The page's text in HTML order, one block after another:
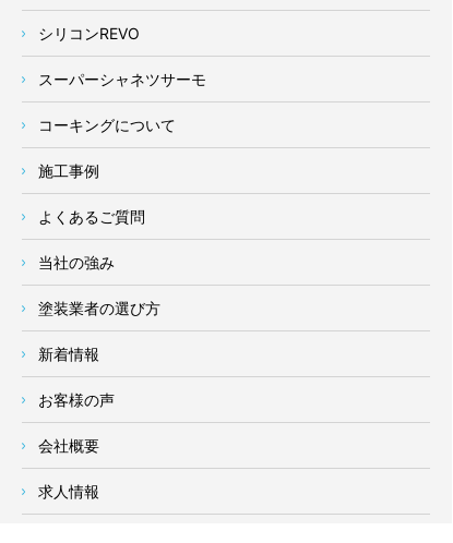
シリコンREVO
スーパーシャネツサーモ
コーキングについて
施工事例
よくあるご質問
当社の強み
塗装業者の選び方
新着情報
お客様の声
会社概要
求人情報